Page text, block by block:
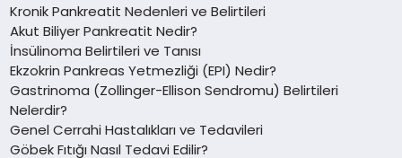
Kronik Pankreatit Nedenleri ve Belirtileri
Akut Biliyer Pankreatit Nedir?
İnsülinoma Belirtileri ve Tanısı
Ekzokrin Pankreas Yetmezliği (EPI) Nedir?
Gastrinoma (Zollinger-Ellison Sendromu) Belirtileri
Nelerdir?
Genel Cerrahi Hastalıkları ve Tedavileri
Göbek Fıtığı Nasıl Tedavi Edilir?